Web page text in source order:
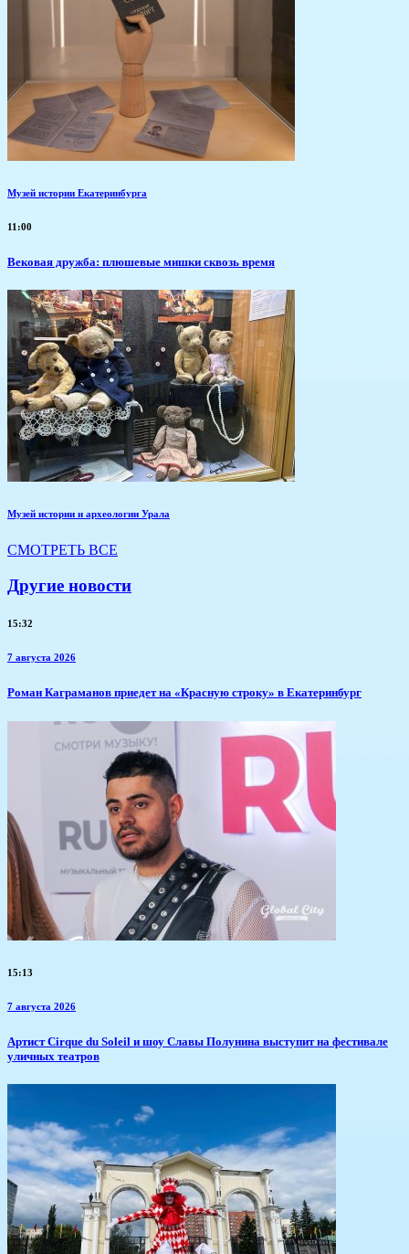
Музей истории Екатеринбурга
11:00
Вековая дружба: плюшевые мишки сквозь время
Музей истории и археологии Урала
СМОТРЕТЬ ВСЕ
Другие новости
15:32
7 августа 2026
​Роман Каграманов приедет на «Красную строку» в Екатеринбург
15:13
7 августа 2026
Артист Cirque du Soleil и шоу Славы Полунина выступит на фестивале
уличных театров